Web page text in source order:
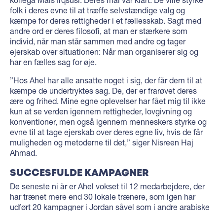
folk i deres evne til at træffe selvstændige valg og
kæmpe for deres rettigheder i et fællesskab. Sagt med
andre ord er deres filosofi, at man er stærkere som
individ, når man står sammen med andre og tager
ejerskab over situationen: Når man organiserer sig og
har en fælles sag for øje.
”Hos Ahel har alle ansatte noget i sig, der får dem til at
kæmpe de undertryktes sag. De, der er frarøvet deres
ære og frihed. Mine egne oplevelser har fået mig til ikke
kun at se verden igennem rettigheder, lovgivning og
konventioner, men også igennem menneskers styrke og
evne til at tage ejerskab over deres egne liv, hvis de får
muligheden og metoderne til det,” siger Nisreen Haj
Ahmad.
SUCCESFULDE KAMPAGNER
De seneste ni år er Ahel vokset til 12 medarbejdere, der
har trænet mere end 30 lokale trænere, som igen har
udført 20 kampagner i Jordan såvel som i andre arabiske